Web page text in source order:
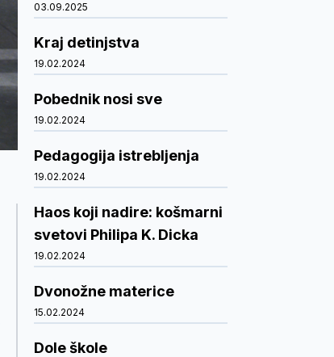
03.09.2025
Kraj detinjstva
19.02.2024
Pobednik nosi sve
19.02.2024
Pedagogija istrebljenja
19.02.2024
Haos koji nadire: košmarni
svetovi Philipa K. Dicka
19.02.2024
Dvonožne materice
15.02.2024
Dole škole